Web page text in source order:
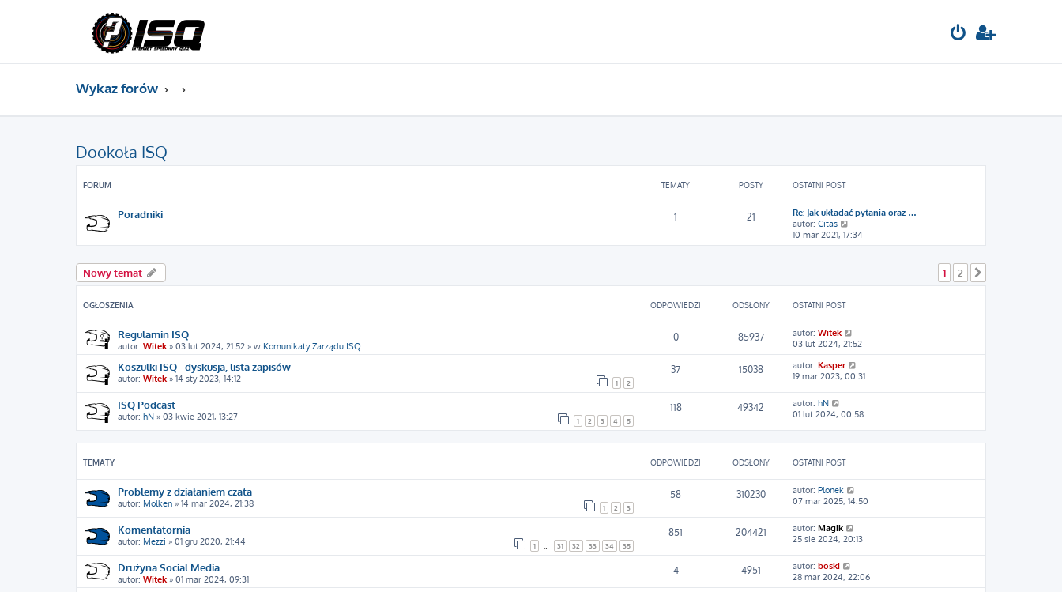
Wykaz forów
Dookoła ISQ
FORUM TEMATY POSTY OSTATNI POST
Poradniki 1 21
Re: Jak układać pytania oraz …
autor: Citas
y
ś
t
a
j
n
o
w
s
p
s
t
10 mar 2021, 17:34
Nowy temat 1 2
OGŁOSZENIA ODPOWIEDZI ODSŁONY OSTATNI POST
Regulamin ISQ
autor: Witek » 03 lut 2024, 21:52 » w Komunikaty Zarządu ISQ
0 85937 autor: Witek
03 lut 2024, 21:52
Koszulki ISQ - dyskusja, lista zapisów
autor: Witek » 14 sty 2023, 14:12 1 2
37 15038 autor: Kasper
19 mar 2023, 00:31
ISQ Podcast
autor: hN » 03 kwie 2021, 13:27 1 2 3 4 5
118 49342 autor: hN
01 lut 2024, 00:58
TEMATY ODPOWIEDZI ODSŁONY OSTATNI POST
Problemy z działaniem czata
autor: Molken » 14 mar 2024, 21:38 1 2 3
58 310230 autor: Plonek
07 mar 2025, 14:50
Komentatornia
autor: Mezzi » 01 gru 2020, 21:44 1 31 32 33 34 35
851 204421 autor: Magik
25 sie 2024, 20:13
Drużyna Social Media
autor: Witek » 01 mar 2024, 09:31
4 4951 autor: boski
28 mar 2024, 22:06